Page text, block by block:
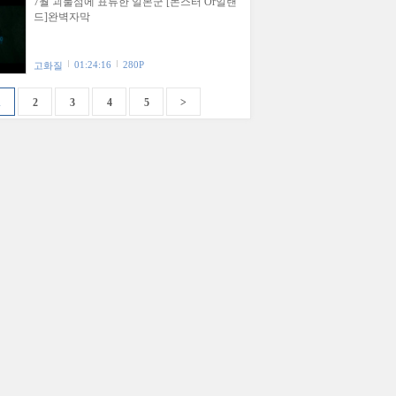
드]완벽자막
고화질 01:24:16 280P
2 3 4 5 >